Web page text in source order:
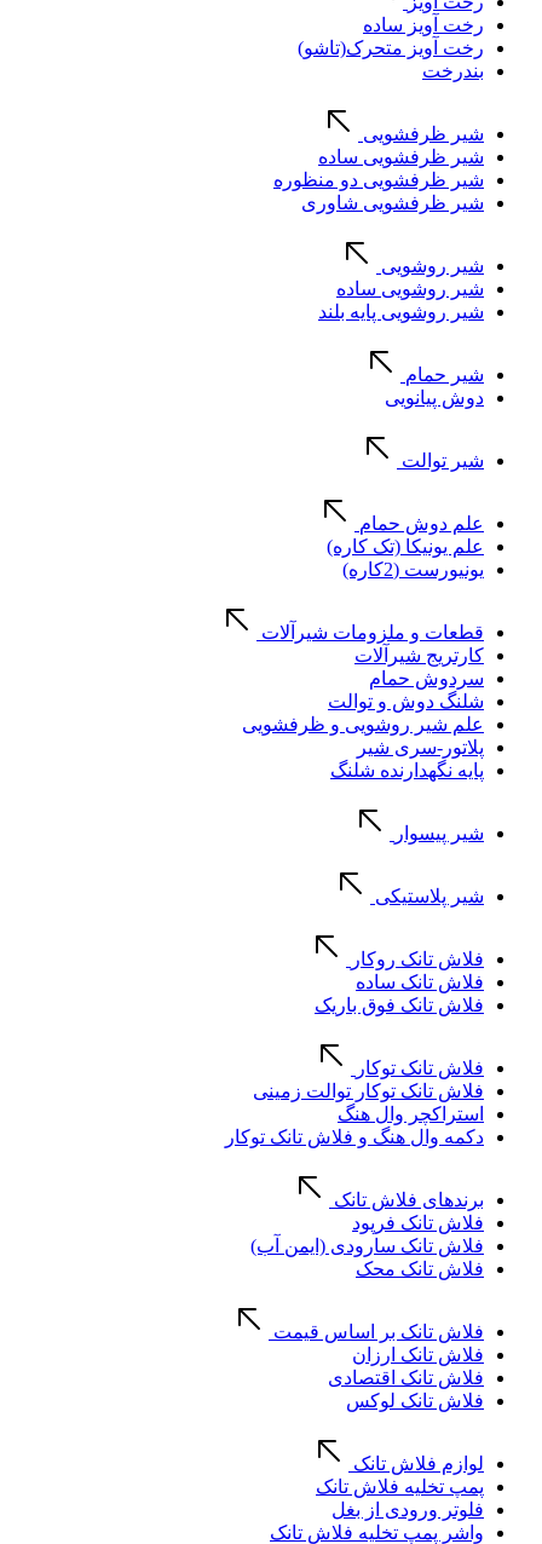
رخت آویز ساده
رخت آویز متحرک(تاشو)
بندرخت
شیر ظرفشویی
شیر ظرفشویی ساده
شیر ظرفشویی دو منظوره
شیر ظرفشویی شاوری
شیر روشویی
شیر روشویی ساده
شیر روشویی پایه بلند
شیر حمام
دوش پیانویی
شیر توالت
علم دوش حمام
علم یونیکا (تک کاره)
یونیورست (2کاره)
قطعات و ملزومات شیرآلات
کارتریج شیرآلات
سردوش حمام
شلنگ دوش و توالت
علم شیر روشویی و ظرفشویی
پلاتور-سری شیر
پایه نگهدارنده شلنگ
شیر پیسوار
شیر پلاستیکی
فلاش تانک روکار
فلاش تانک ساده
فلاش تانک فوق باریک
فلاش تانک توکار
فلاش تانک توکار توالت زمینی
استراکچر وال هنگ
دکمه وال هنگ و فلاش تانک توکار
برندهای فلاش تانک
فلاش تانک فرپود
فلاش تانک سارودی (ایمن آب)
فلاش تانک محک
فلاش تانک بر اساس قیمت
فلاش تانک ارزان
فلاش تانک اقتصادی
فلاش تانک لوکس
لوازم فلاش تانک
پمپ تخلیه فلاش تانک
فلوتر ورودی از بغل
واشر پمپ تخلیه فلاش تانک